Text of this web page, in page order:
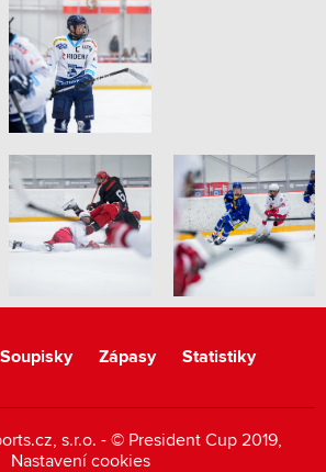
Soupisky Zápasy Statistiky
, s.r.o. - © President Cup 2019,
Nastavení cookies